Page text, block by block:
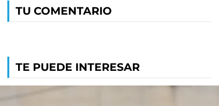
TU COMENTARIO
TE PUEDE INTERESAR